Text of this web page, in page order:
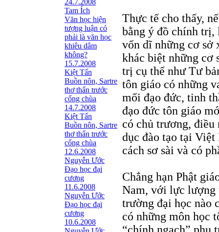
24.7.2008
Tam Ích
Văn học hiện
tượng luận có
phải là văn học
khiêu dâm
không?
15.7.2008
Kiệt Tấn
Buồn nôn, Sartre
thơ thẩn trước
cổng chùa
14.7.2008
Kiệt Tấn
Buồn nôn, Sartre
thơ thẩn trước
cổng chùa
12.6.2008
Nguyễn Ước
Ðạo học đại
cương
11.6.2008
Nguyễn Ước
Ðạo học đại
cương
10.6.2008
Thực tế cho thấy,
bằng ý đồ chính trị,
vốn dĩ những cơ sở
khác biệt những cơ
trị cụ thể như Tư
tôn giáo có những
mối đạo đức, tinh
đạo đức tôn giáo
có chủ trương, điều
dục đào tạo tại
cách sơ sài và có
Chẳng hạn Phật
Nam, với lực lượng
trường đại học nào
có những môn học